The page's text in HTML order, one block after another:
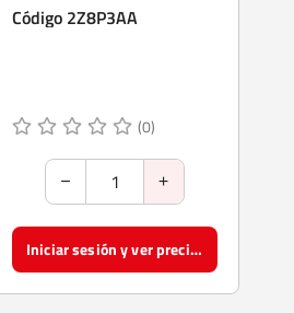
Código 2Z8P3AA
(0)
Iniciar sesión y ver precios